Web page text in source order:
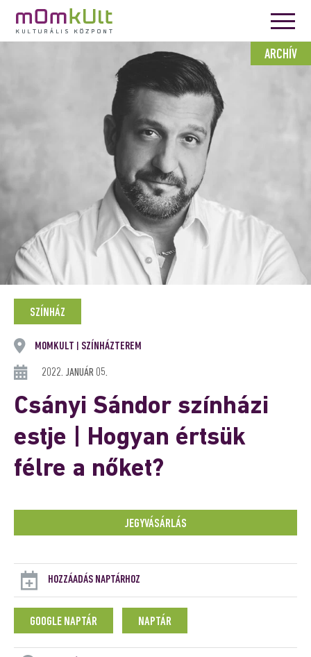
ARCHÍV
SZÍNHÁZ
MOMKULT SZÍNHÁZTEREM
2022. JANUÁR 05.
Csányi Sándor színházi
estje | Hogyan értsük
félre a nőket?
JEGYVÁSÁRLÁS
HOZZÁADÁS NAPTÁRHOZ
GOOGLE NAPTÁR NAPTÁR